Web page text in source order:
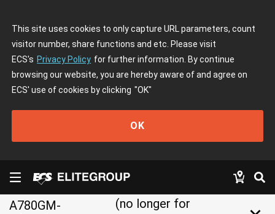
This site uses cookies to only capture URL parameters, count
visitor number, share functions and etc. Please visit
ECS's Privacy Policy for further information. By continue
browsing our website, you are hereby aware of and agree on
ECS' use of cookies by clicking "OK"
OK
A780GM-
(no longer for